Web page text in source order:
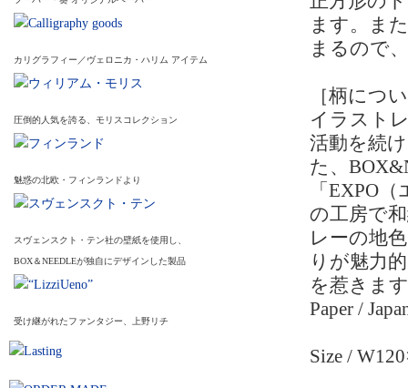
カリグラフィー／ヴェロニカ・ハリム アイテム
圧倒的人気を誇る、モリスコレクション
魅惑の北欧・フィンランドより
スヴェンスクト・テン社の壁紙を使用し、
BOX＆NEEDLEが独自にデザインした製品
受け継がれたファンタジー、上野リチ
ます。ま
まるので
［柄につ
イラスト
活動を続
た、
「EXPO
の工房で
レーの地
りが魅力
を惹きま
Paper /
Size /